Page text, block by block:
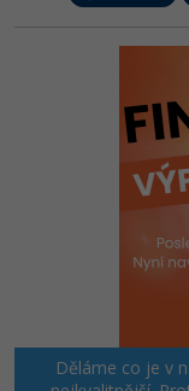
Děláme co je v